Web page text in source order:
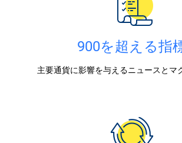
900を超える指
主要通貨に影響を与えるニュースとマ